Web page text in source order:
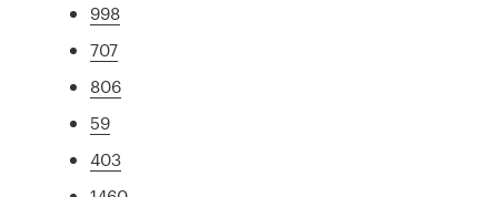
998
707
806
59
403